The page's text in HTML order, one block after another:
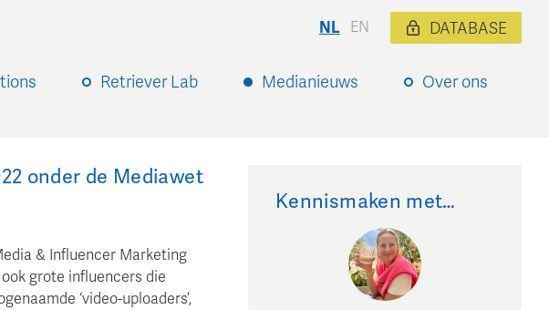
Retriever Lab Medianieuws Over ons
NL EN DATABASE
onder de Mediawet
& Influencer Marketing
grote influencers die
‘video-uploaders’,
Kennismaken met…